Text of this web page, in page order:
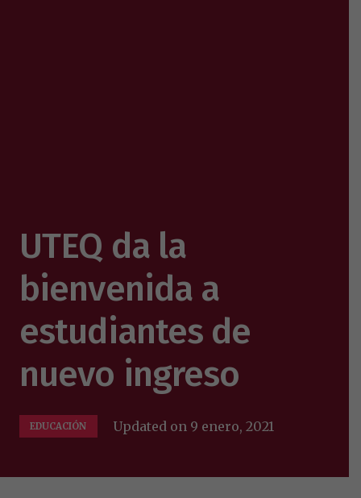
UTEQ da la
bienvenida a
estudiantes de
nuevo ingreso
EDUCACIÓN Updated on 9 enero, 2021